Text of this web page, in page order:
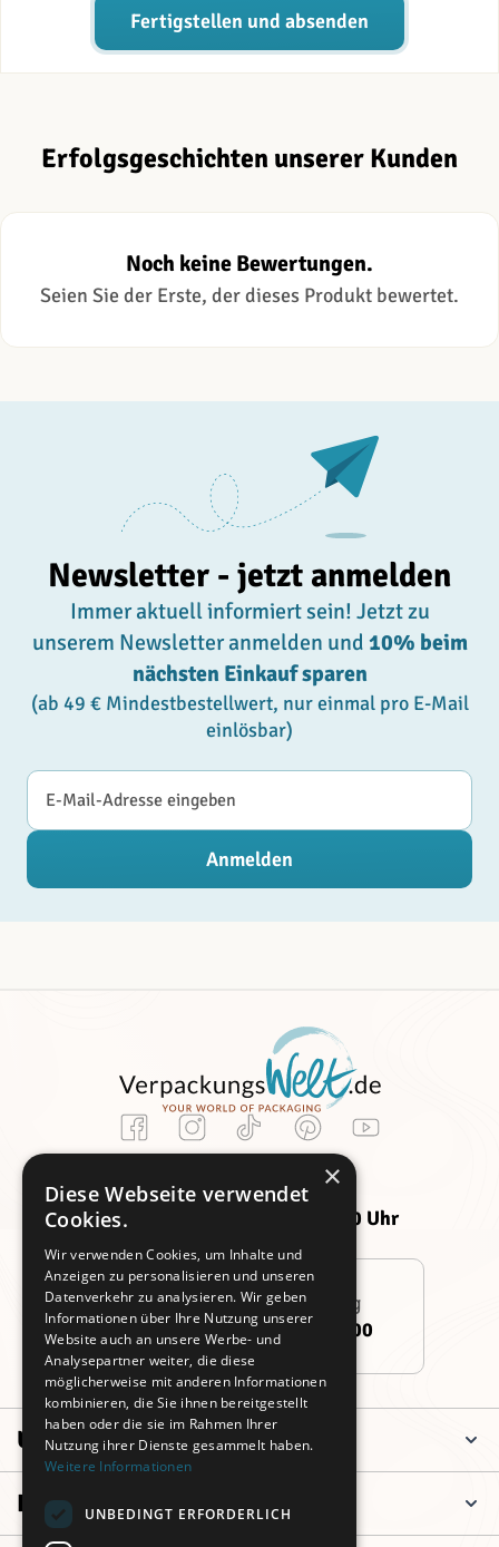
Fertigstellen und absenden
Erfolgsgeschichten unserer Kunden
Noch keine Bewertungen.
Seien Sie der Erste, der dieses Produkt bewertet.
Newsletter - jetzt anmelden
Immer aktuell informiert sein! Jetzt zu
unserem Newsletter anmelden und 10% beim
nächsten Einkauf sparen
(ab 49 € Mindestbestellwert, nur einmal pro E-Mail
einlösbar)
E-Mail-Adresse
Anmelden
Kundenservice
Montag -
Donnerstag:
09:00 - 16:00 Uhr
Freitag:
09:00 - 14:00 Uhr
Persönliche Beratung
+49 (0)911 3260 6700
Unternehmen
Informationen
×
Diese Webseite verwendet
Cookies.
Wir verwenden Cookies, um Inhalte und
Anzeigen zu personalisieren und unseren
Datenverkehr zu analysieren. Wir geben
Informationen über Ihre Nutzung unserer
Website auch an unsere Werbe- und
Analysepartner weiter, die diese
möglicherweise mit anderen Informationen
kombinieren, die Sie ihnen bereitgestellt
haben oder die sie im Rahmen Ihrer
Nutzung ihrer Dienste gesammelt haben.
Weitere Informationen
UNBEDINGT ERFORDERLICH